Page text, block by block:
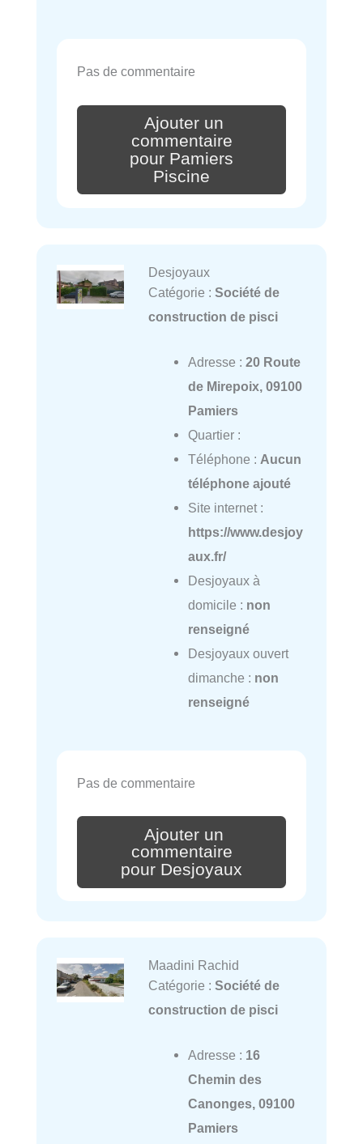
Pas de commentaire
Ajouter un
commentaire
pour Pamiers
Piscine
Desjoyaux
Catégorie : Société de
construction de pisci
Adresse : 20 Route
de Mirepoix, 09100
Pamiers
Quartier :
Téléphone : Aucun
téléphone ajouté
Site internet :
https://www.desjoy
aux.fr/
Desjoyaux à
domicile : non
renseigné
Desjoyaux ouvert
dimanche : non
renseigné
Pas de commentaire
Ajouter un
commentaire
pour Desjoyaux
Maadini Rachid
Catégorie : Société de
construction de pisci
Adresse : 16
Chemin des
Canonges, 09100
Pamiers